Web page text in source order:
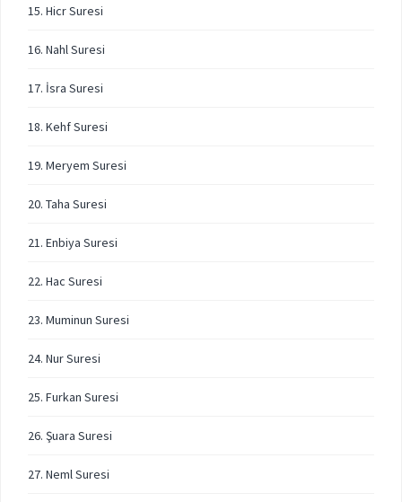
15. Hicr Suresi
16. Nahl Suresi
17. İsra Suresi
18. Kehf Suresi
19. Meryem Suresi
20. Taha Suresi
21. Enbiya Suresi
22. Hac Suresi
23. Muminun Suresi
24. Nur Suresi
25. Furkan Suresi
26. Şuara Suresi
27. Neml Suresi